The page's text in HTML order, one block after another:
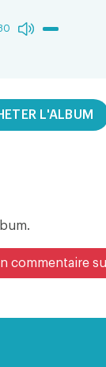
L'ALBUM
commentaire